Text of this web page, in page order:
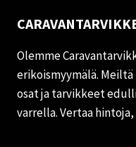
Olemme
erikoismyymälä.
osat ja tarvikkeet
varrella. Vertaa